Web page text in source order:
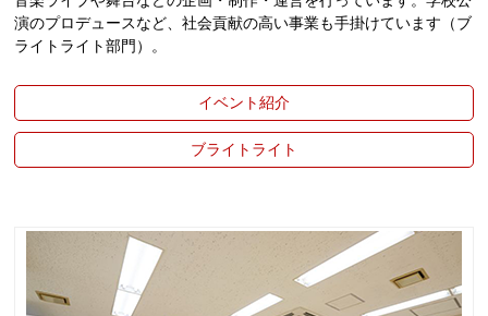
演のプロデュースなど、社会貢献の高い事業も手掛けています（ブ
ライトライト部門）。
イベント紹介
ブライトライト